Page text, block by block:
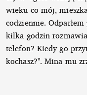
wieku co mój,
codziennie.
kilka godzin
telefon? Kiedy go
kochasz?". Mina mu